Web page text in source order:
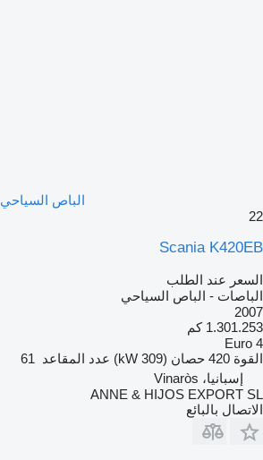
الباص السياحي Scania K420EB
22
Scania K420EB
السعر عند الطلب
الباصات - الباص السياحي
2007
1.301.253 كم
Euro 4
القوة 420 حصان (309 kW) عدد المقاعد 61
إسبانيا، Vinaròs
ANNE & HIJOS EXPORT SL
الاتصال بالبائع